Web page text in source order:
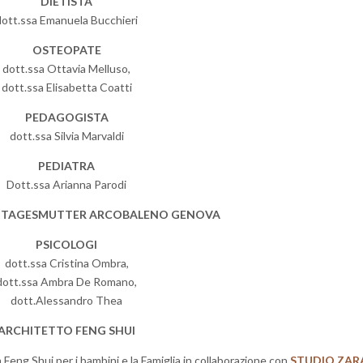
Emanuela Bucchieri
OSTEOPATE
dott.ssa Ottavia Melluso,
dott.ssa Elisabetta Coatti
PEDAGOGISTA
dott.ssa Silvia Marvaldi
PEDIATRA
Dott.ssa Arianna Parodi
ARCOBALENO GENOVA
PSICOLOGI
dott.ssa Cristina Ombra,
Ambra De Romano,
dott.Alessandro Thea
FENG SHUI
Shui per i bambini e la Famiglia in collaborazione con STUDIO